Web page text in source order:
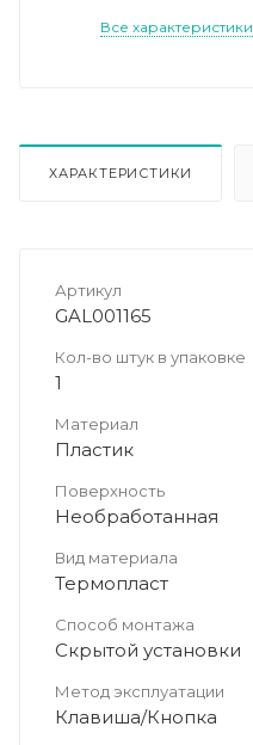
Все характеристики
ХАРАКТЕРИСТИКИ
Артикул
GAL001165
Кол-во штук в упаковке
1
Материал
Пластик
Поверхность
Необработанная
Вид материала
Термопласт
Способ монтажа
Скрытой установки
Метод эксплуатации
Клавиша/Кнопка